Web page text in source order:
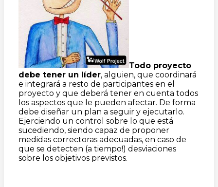
Todo proyecto
debe tener un líder, alguien, que coordinará
e integrará a resto de participantes en el
proyecto y que deberá tener en cuenta todos
los aspectos que le pueden afectar. De forma
debe diseñar un plan a seguir y ejecutarlo.
Ejerciendo un control sobre lo que está
sucediendo, siendo capaz de proponer
medidas correctoras adecuadas, en caso de
que se detecten (a tiempo!) desviaciones
sobre los objetivos previstos.